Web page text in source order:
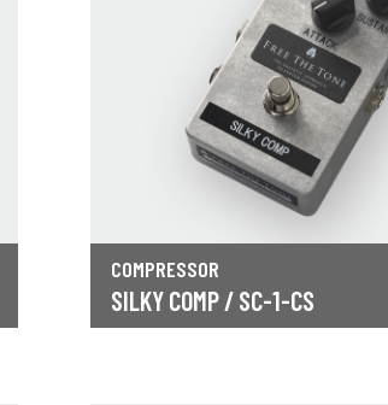
COMPRESSOR
SILKY COMP / SC-1-CS